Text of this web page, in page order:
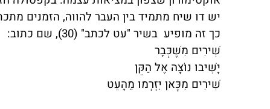
יש דו שיח מתמיד בין העבר להווה, הזמנים
כך זה מופיע בשיר "עט לכתב" (30), שם כתוב:
שִׁירִים מִשֶּׁכְּבָר
יָשִׁיבוּ נוֹצָה אֶל הַקֵּן
שִׁירִים מִכָּאן יִזְרְמוּ מֵהָעֵט